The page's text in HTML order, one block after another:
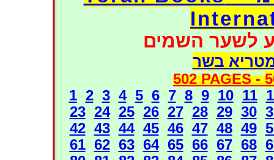
לשער השמים
בשר
502 PAGES -
1 2 3 4 5 6 7 8 9 10 11
23 24 25 26 27 28 29 30
42 43 44 45 46 47 48 49
61 62 63 64 65 66 67 68